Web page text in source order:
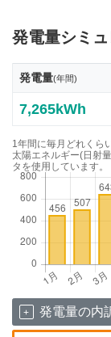
発電量シミ
発電量(年間)
7,265kWh
1年間に毎月どれくら
太陽エネルギー(日射
タを使用しています。
発電量の内